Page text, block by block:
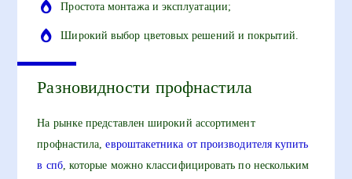
Простота монтажа и эксплуатации;
Широкий выбор цветовых решений и покрытий.
Разновидности профнастила
На рынке представлен широкий ассортимент
профнастила,евроштакетника от производителя купить
в спб, которые можно классифицировать по нескольким